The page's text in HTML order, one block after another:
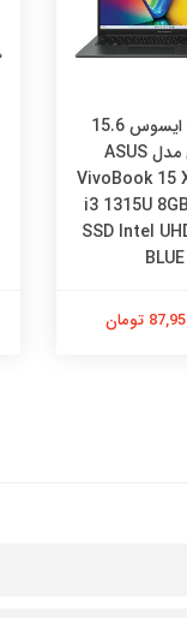
لپ تاپ ایسوس 15.6
اینچی مدل ASUS
VivoBook 15
i3 1315U
SSD Intel
BLUE
تومان